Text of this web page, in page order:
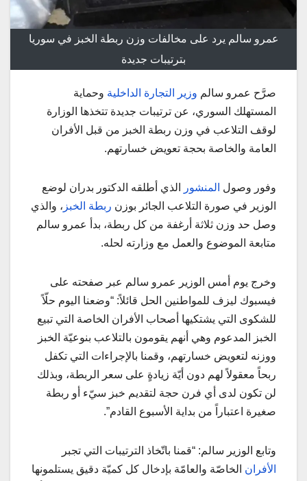
عمرو سالم يرد على مخالفات وزن ربطة الخبز في سوريا
بترتيبات جديدة
صرَّح عمرو سالم وزير التجارة الداخلية وحماية
المستهلك السوري، عن ترتيبات جديدة تتخذها الوزارة
لوقف التلاعب في وزن ربطة الخبز من قبل الأفران
العامة والخاصة بحجة تعويض خسارتهم.
وفور وصول المنشور
الذي أطلقه الدكتور بدران لوضع
الوزير في صورة التلاعب الجائر بوزن ربطة الخبز ، والذي
وصل حد وزن ثلاثة أرغفة من كل ربطة، بدأ عمرو سالم
متابعة الموضوع والعمل مع وزارته لحله.
وخرج يوم أمس الوزير عمرو سالم عبر صفحته على
فيسبوك ليزف للمواطنين الحل قائلاً: “وضعنا اليوم حلّاً
للشكوى التي يشتكيها أصحاب الأفران الخاصة التي تبيع
الخبز المدعوم وهي أنهم يقومون بالتلاعب بنوعيّة الخبز
ووزنه لتعويض خسارتهم، وقمنا بالإجراءات التي تكفل
ربحاً معقولاً لهم دون أيّة زيادةٍ على سعر الربطة، وبذلك
لن تكون لدى أي فرن حجة لتقديم خبز سيّء أو ربطة
صغيرة اعتباراً من بداية الأسبوع القادم”.
وتابع الوزير سالم: “قمنا باتّخاذ الترتيبات التي تجبر
الأفران الخاصّة والعامّة بإدخال كل كميّة دقيق يستلمونها